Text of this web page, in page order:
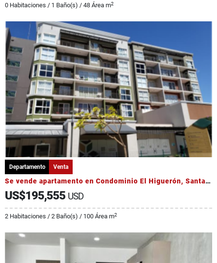
0 Habitaciones / 1 Baño(s) / 48 Área m2
Departamento Venta
Se vende apartamento en Condominio El Higuerón, Santa Verde de Heredia
US$195,555 USD
2 Habitaciones / 2 Baño(s) / 100 Área m2